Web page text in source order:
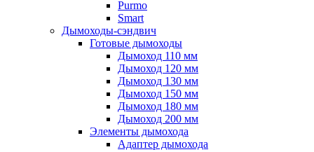
Purmo
Smart
Дымоходы-сэндвич
Готовые дымоходы
Дымоход 110 мм
Дымоход 120 мм
Дымоход 130 мм
Дымоход 150 мм
Дымоход 180 мм
Дымоход 200 мм
Элементы дымохода
Адаптер дымохода